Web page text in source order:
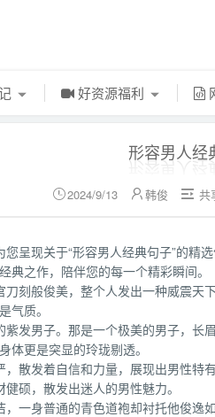
好资源福利
形容男人经
2024/9/13  韩俊  共
呈现关于“形容男人经典句子”的精
典之作，陪伴您的每一个精彩瞬间。
刀刻般俊美，整个人发出一种威震
气质。
发男子。那是一个极美的男子，长
体更是突显的玲珑剔透。
散发着自信和力量，展现出男性特有
硕，散发出迷人的男性魅力。
一身普通的青色道袍却衬托他俊逸